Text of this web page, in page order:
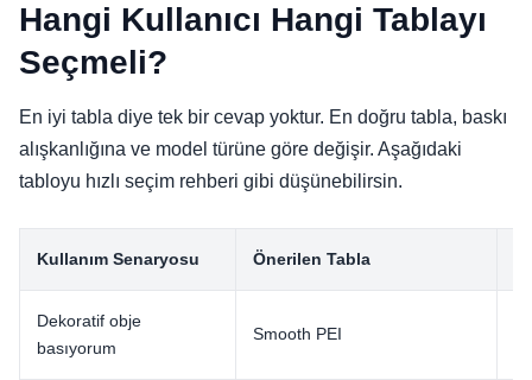
Hangi Kullanıcı Hangi Tablayı
Seçmeli?
En iyi tabla diye tek bir cevap yoktur. En doğru tabla, baskı
alışkanlığına ve model türüne göre değişir. Aşağıdaki
tabloyu hızlı seçim rehberi gibi düşünebilirsin.
Kullanım Senaryosu Önerilen Tabla
Dekoratif obje
basıyorum
Smooth PEI